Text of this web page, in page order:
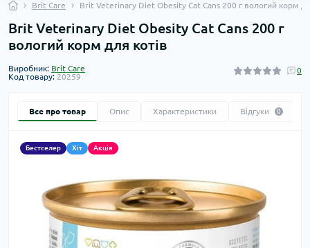
Brit Care Brit Veterinary Diet Obesity Cat Cans 200 г вологий корм
Brit Veterinary Diet Obesity Cat Cans 200 г
вологий корм для котів
Виробник: Brit Care
Код товару: 20259
0
Все про товар Опис Характеристики Відгуки 0
Бестселер Хіт Акція